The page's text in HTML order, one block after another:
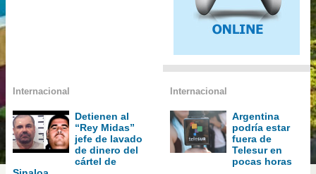
Internacional
Detienen al
“Rey Midas”
jefe de lavado
de dinero del
cártel de
Internacional
Argentina
podría estar
fuera de
Telesur en
pocas horas